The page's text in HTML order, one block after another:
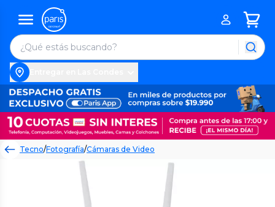
Tecno/Fotografía/Cámaras de Video